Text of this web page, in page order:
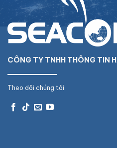
CÔNG TY TNHH THÔNG TIN
Theo dõi chúng tôi